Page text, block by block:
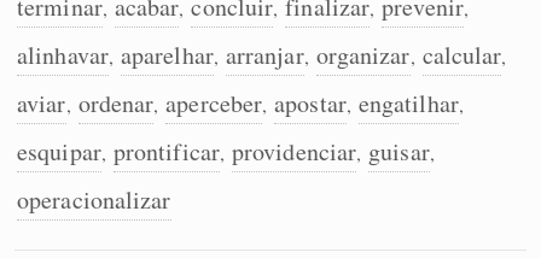
terminar, acabar, concluir, finalizar, prevenir,
alinhavar, aparelhar, arranjar, organizar, calcular,
aviar, ordenar, aperceber, apostar, engatilhar,
esquipar, prontificar, providenciar, guisar,
operacionalizar